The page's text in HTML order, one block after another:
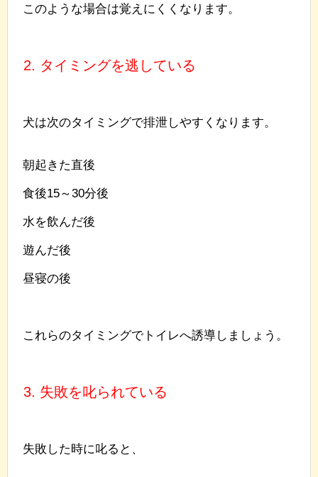
このような場合は覚えにくくなります。
2. タイミングを逃している
犬は次のタイミングで排泄しやすくなります。
朝起きた直後
食後15～30分後
水を飲んだ後
遊んだ後
昼寝の後
これらのタイミングでトイレへ誘導しましょう。
3. 失敗を叱られている
失敗した時に叱ると、